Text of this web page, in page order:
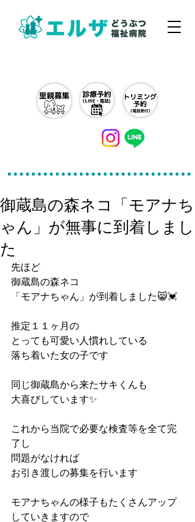
御蔵島の森ネコ「モアナち
ゃん」が無事に到着しまし
た
先ほど
御蔵島の森ネコ
「モアナちゃん」が到着しました😸💓
推定１１ヶ月の
とっても可愛い人慣れしている
落ち着いた女の子です
同じ御蔵島から来たサキくんも
大喜びしています✨
これから当院で必要な検査等を全て完
了し
問題がなければ
お引き渡しの募集を行います
モアナちゃんの様子もたくさんアップ
していきますので